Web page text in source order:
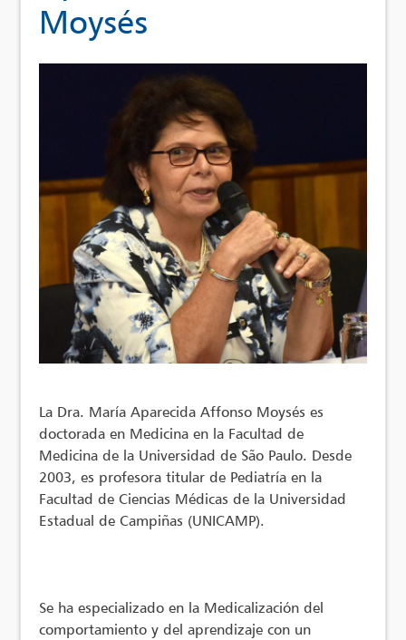
Moysés
La Dra. María Aparecida Affonso Moysés es
doctorada en Medicina en la Facultad de
Medicina de la Universidad de São Paulo. Desde
2003, es profesora titular de Pediatría en la
Facultad de Ciencias Médicas de la Universidad
Estadual de Campiñas (UNICAMP).
Se ha especializado en la Medicalización del
comportamiento y del aprendizaje con un